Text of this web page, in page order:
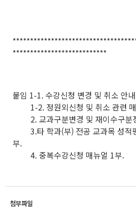
***************************
붙임 1-1. 수강신청 변경 및 취소 안
1-2. 정원외신청 및 취소 관련
2. 교과구분변경 및 재이수구분
3.타 학과(부) 전공 교과목 성적
부.
4. 중복수강신청 매뉴얼 1부.